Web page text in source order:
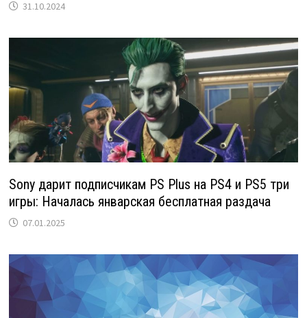
31.10.2024
Sony дарит подписчикам PS Plus на PS4 и PS5 три
игры: Началась январская бесплатная раздача
07.01.2025